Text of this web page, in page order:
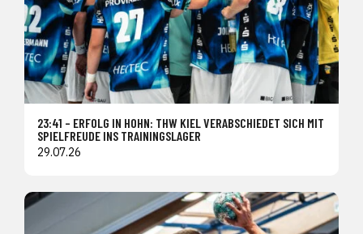
23:41 – ERFOLG IN HOHN: THW KIEL VERABSCHIEDET SICH MIT
SPIELFREUDE INS TRAININGSLAGER
29.07.26